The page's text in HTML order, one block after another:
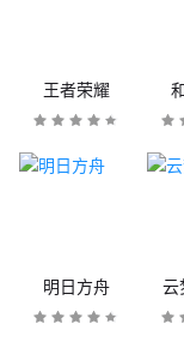
王者荣耀
明日方舟 云